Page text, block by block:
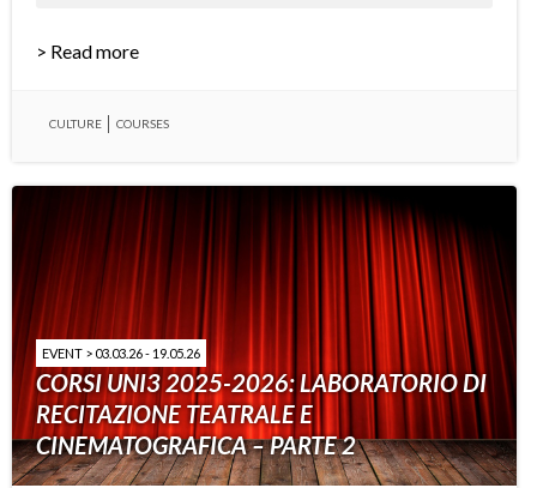
> Read more
CULTURE COURSES
EVENT > 03.03.26 - 19.05.26
CORSI UNI3 2025-2026: LABORATORIO DI
RECITAZIONE TEATRALE E
CINEMATOGRAFICA – PARTE 2